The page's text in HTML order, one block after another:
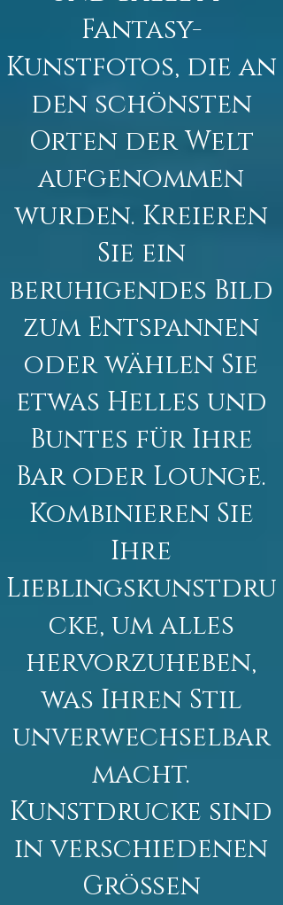
Fantasy-
Kunstfotos, die an
den schönsten
Orten der Welt
aufgenommen
wurden. Kreieren
Sie ein
beruhigendes Bild
zum Entspannen
oder wählen Sie
etwas Helles und
Buntes für Ihre
Bar oder Lounge.
Kombinieren Sie
Ihre
Lieblingskunstdru
cke, um alles
hervorzuheben,
was Ihren Stil
unverwechselbar
macht.
Kunstdrucke sind
in verschiedenen
Größen